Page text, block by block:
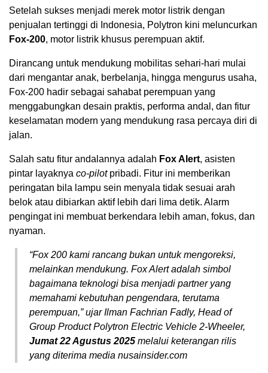
Setelah sukses menjadi merek motor listrik dengan
penjualan tertinggi di Indonesia, Polytron kini meluncurkan
Fox-200, motor listrik khusus perempuan aktif.
Dirancang untuk mendukung mobilitas sehari-hari mulai
dari mengantar anak, berbelanja, hingga mengurus usaha,
Fox-200 hadir sebagai sahabat perempuan yang
menggabungkan desain praktis, performa andal, dan fitur
keselamatan modern yang mendukung rasa percaya diri di
jalan.
Salah satu fitur andalannya adalah Fox Alert, asisten
pintar layaknya co-pilotpribadi. Fitur ini memberikan
peringatan bila lampu sein menyala tidak sesuai arah
belok atau dibiarkan aktif lebih dari lima detik. Alarm
pengingat ini membuat berkendara lebih aman, fokus, dan
nyaman.
“Fox 200 kami rancang bukan untuk mengoreksi,
melainkan mendukung. Fox Alert adalah simbol
bagaimana teknologi bisa menjadi partner yang
memahami kebutuhan pengendara, terutama
perempuan,” ujar Ilman Fachrian Fadly, Head of
Group Product Polytron Electric Vehicle 2-Wheeler,
Jumat 22 Agustus 2025 melalui keterangan rilis
yang diterima media nusainsider.com